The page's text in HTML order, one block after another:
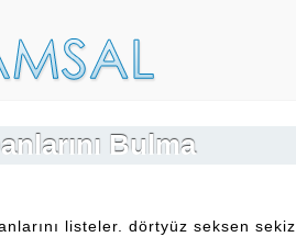
Bulma
listeler. dörtyüz seksen